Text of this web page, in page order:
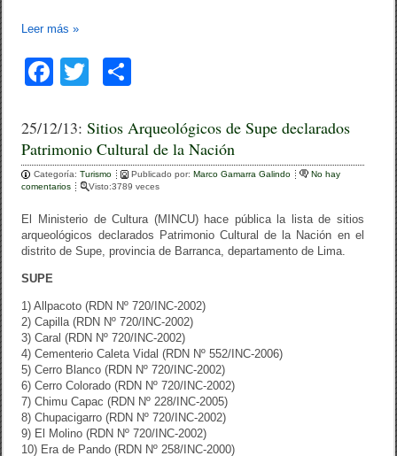
Leer más»
F
c
e
b
o
o
T
tt
er
m
p
ar
tir
25/12/13:Sitios Arqueológicos de Supe declarados
Patrimonio Cultural de la Nación
Categoría:Turismo Publicado por:Marco Gamarra Galindo
No hay
comentarios
Visto:3789 veces
El Ministerio de Cultura (MINCU) hace pública la lista de sitios
arqueológicos declarados Patrimonio Cultural de la Nación en el
distrito de Supe, provincia de Barranca, departamento de Lima.
SUPE
1) Allpacoto (RDN Nº 720/INC-2002)
2) Capilla (RDN Nº 720/INC-2002)
3) Caral (RDN Nº 720/INC-2002)
4) Cementerio Caleta Vidal (RDN Nº 552/INC-2006)
5) Cerro Blanco (RDN Nº 720/INC-2002)
6) Cerro Colorado (RDN Nº 720/INC-2002)
7) Chimu Capac (RDN Nº 228/INC-2005)
8) Chupacigarro (RDN Nº 720/INC-2002)
9) El Molino (RDN Nº 720/INC-2002)
10) Era de Pando (RDN Nº 258/INC-2000)